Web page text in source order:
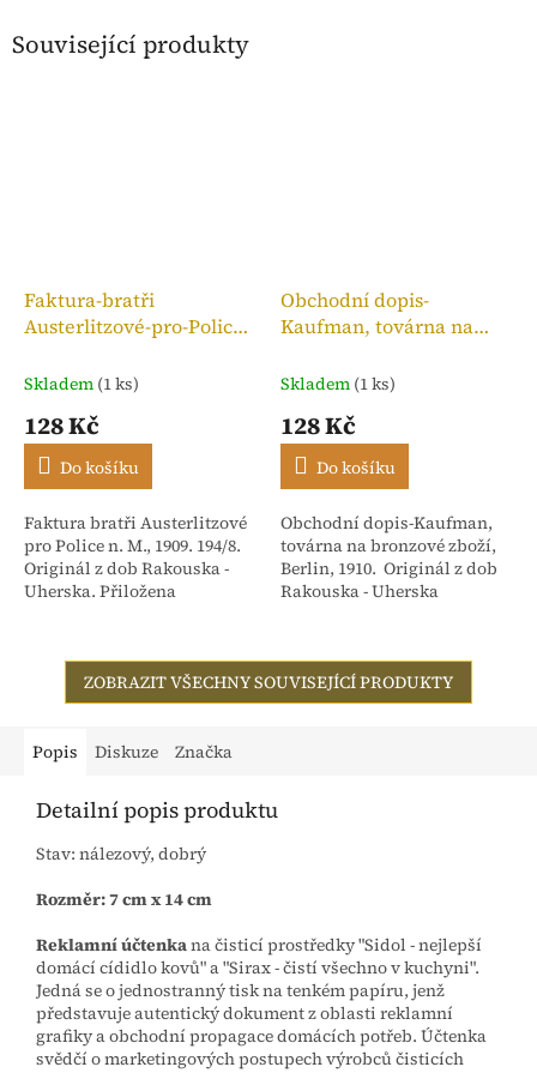
Související produkty
Faktura-bratři
Austerlitzové-pro-Police
Skladem (1 ks)
128 Kč
Do košíku
Faktura bratři Austerlitzové
pro Police n. M., 1909. 194/8.
Originál z dob Rakouska -
Uherska. Přiložena
dříve Isac...
Obchodní dopis-
Kaufman, továrna na
Skladem (1 ks)
128 Kč
Do košíku
Obchodní dopis-Kaufman,
továrna na bronzové zboží,
Berlin, 1910. Originál z dob
Rakouska - Uherska
ZOBRAZIT VŠECHNY SOUVISEJÍCÍ PRODUKTY
Popis Diskuze Značka
Detailní popis produktu
Stav: nálezový, dobrý
Rozměr: 7 cm x 14 cm
Reklamní účtenkana čisticí prostředky "Sidol - nejlepší
domácí cídidlo kovů" a "Sirax - čistí všechno v kuchyni".
Jedná se o jednostranný tisk na tenkém papíru, jenž
představuje autentický dokument z oblasti reklamní
grafiky a obchodní propagace domácích potřeb. Účtenka
svědčí o marketingových postupech výrobců čisticích